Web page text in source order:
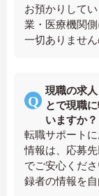
お預かりして
業・医療機関
一切ありません
現職の求
とで現職
いますか？
転職サポート
情報は、応募
でご安心くだ
録者の情報を